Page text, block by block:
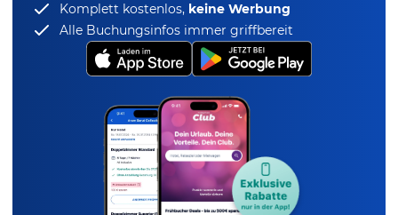
Komplett kostenlos, keine Werbung
Alle Buchungsinfos immer griffbereit